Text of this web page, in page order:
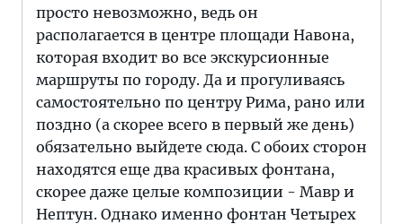
просто невозможно, ведь он
располагается в центре площади Навона,
которая входит во все экскурсионные
маршруты по городу. Да и прогуливаясь
самостоятельно по центру Рима, рано или
поздно (а скорее всего в первый же день)
обязательно выйдете сюда. С обоих сторон
находятся еще два красивых фонтана,
скорее даже целые композиции - Мавр и
Нептун. Однако именно фонтан Четырех